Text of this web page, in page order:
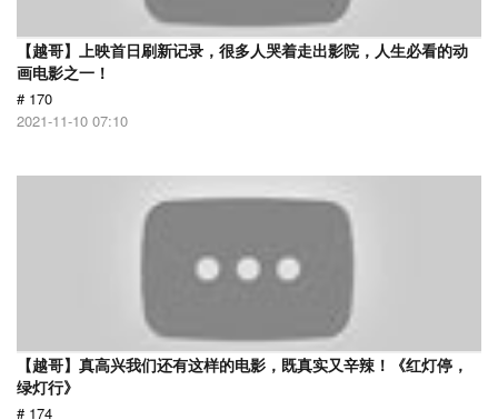
【越哥】上映首日刷新记录，很多人哭着走出影院，人生必看的动
画电影之一！
# 170
2021-11-10 07:10
【越哥】真高兴我们还有这样的电影，既真实又辛辣！《红灯停，
绿灯行》
# 174